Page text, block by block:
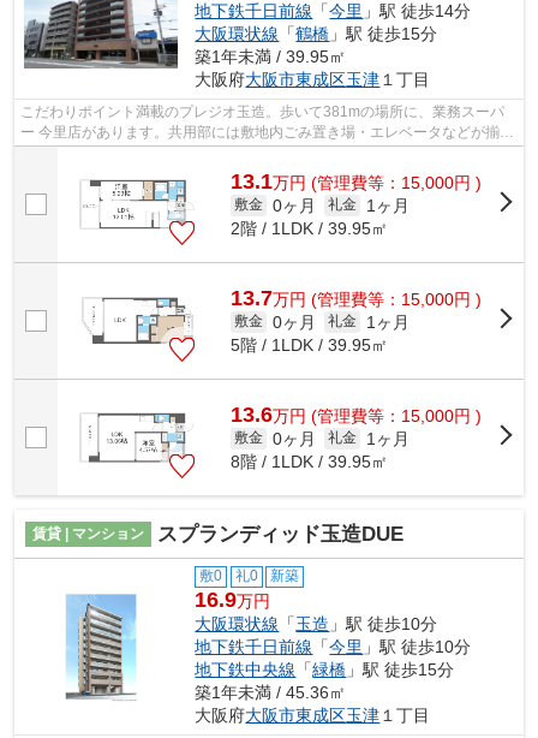
地下鉄千日前線 「今里 」駅 徒歩14分
大阪環状線 「鶴橋 」駅 徒歩15分
築1年未満 / 39.95㎡
大阪府大阪市東成区玉津１丁目
こだわりポイント満載のプレジオ玉造。歩いて381mの場所に、業務スーパ
ー 今里店があります。共用部には敷地内ごみ置き場・エレベータなどが揃っ
13.1万円 (管理費等：15,000円 )
敷金 0ヶ月 礼金
1ヶ月
2階 / 1LDK / 39.95㎡
13.7万円 (管理費等：15,000円 )
敷金 0ヶ月 礼金
1ヶ月
5階 / 1LDK / 39.95㎡
13.6万円 (管理費等：15,000円 )
敷金 0ヶ月 礼金
1ヶ月
8階 / 1LDK / 39.95㎡
賃貸 | マンション スプランディッド玉造DUE
敷0 礼0 新築
16.9万円
大阪環状線 「玉造 」駅 徒歩10分
地下鉄千日前線 「今里 」駅 徒歩10分
地下鉄中央線 「緑橋 」駅 徒歩15分
築1年未満 / 45.36㎡
大阪府大阪市東成区玉津 １丁目